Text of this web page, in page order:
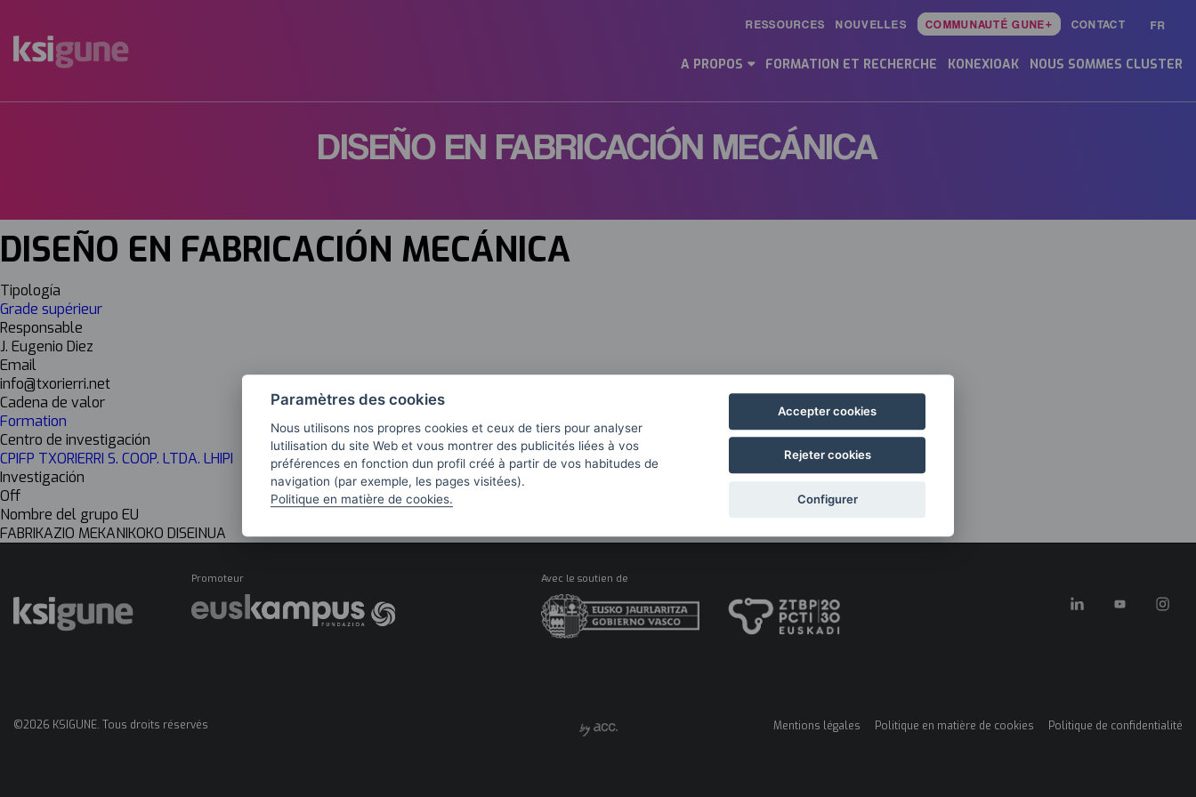
FR
Menu
ES
RESSOURCES NOUVELLES COMMUNAUTÉ GUNE+ CONTACT
mapas
A PROPOS FORMATION ET RECHERCHE KONEXIOAK NOUS SOMMES CLUSTER
DISEÑO EN FABRICACIÓN MECÁNICA
DISEÑO EN FABRICACIÓN MECÁNICA
Tipología
Grade supérieur
Responsable
J. Eugenio Diez
Email
info@txorierri.net
Cadena de valor
Formation
Centro de investigación
CPIFP TXORIERRI S. COOP. LTDA. LHIPI
Investigación
Off
Nombre del grupo EU
FABRIKAZIO MEKANIKOKO DISEINUA
Promoteur Avec le soutien de
©2026 KSIGUNE. Tous droits réservés Mentions légales Politique en matière de cookies Politique de confidentialité
Paramètres des cookies
Nous utilisons nos propres cookies et ceux de tiers pour analyser
lutilisation du site Web et vous montrer des publicités liées à vos
préférences en fonction dun profil créé à partir de vos habitudes de
navigation (par exemple, les pages visitées).
Politique en matière de cookies.
Accepter cookies
Rejeter cookies
Configurer